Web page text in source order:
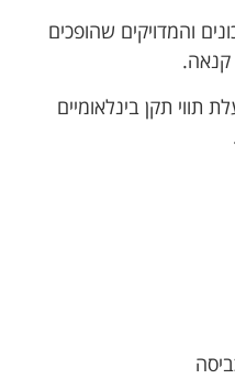
והמדויקים שהופכים
קנאה.
תווי תקן בינלאומיים